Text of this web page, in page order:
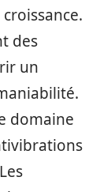
des
un
domaine